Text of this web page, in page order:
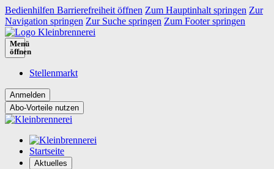
Bedienhilfen Barrierefreiheit öffnen Zum Hauptinhalt springen Zur
Navigation springen Zur Suche springen Zum Footer springen
Menü
öffnen
Stellenmarkt
Abo-Vorteile nutzen
Startseite
Aktuelles